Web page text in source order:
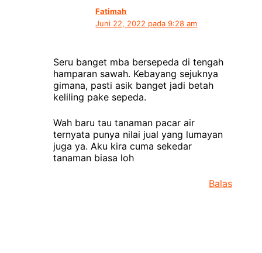
Fatimah
Juni 22, 2022 pada 9:28 am
Seru banget mba bersepeda di tengah
hamparan sawah. Kebayang sejuknya
gimana, pasti asik banget jadi betah
keliling pake sepeda.
Wah baru tau tanaman pacar air
ternyata punya nilai jual yang lumayan
juga ya. Aku kira cuma sekedar
tanaman biasa loh
Balas